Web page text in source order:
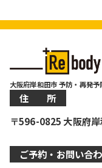
大阪府岸和田市 予防・再発
住 所
〒596-0825 大阪府
ご予約・お問い合